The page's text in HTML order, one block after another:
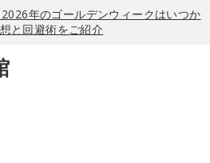
2026年のゴールデンウィークはいつか
と回避術をご紹介